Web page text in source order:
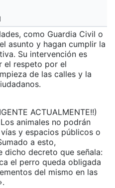
como Guardia Civil o
asunto y hagan cumplir la
Su intervención es
el respeto por el
de las calles y la
ACTUALMENTE!!)
animales no podrán
y espacios públicos o
a esto,
dicho decreto que señala:
el perro queda obligada
del mismo en las